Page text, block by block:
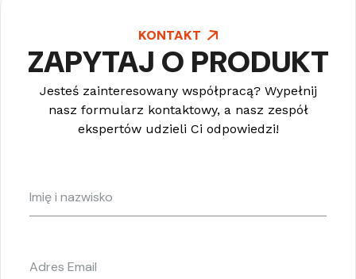
KONTAKT
ZAPYTAJ O PRODUKT
Jesteś zainteresowany współpracą? Wypełnij
nasz formularz kontaktowy, a nasz zespół
ekspertów udzieli Ci odpowiedzi!
i
nazwisko
Email(wymagane)